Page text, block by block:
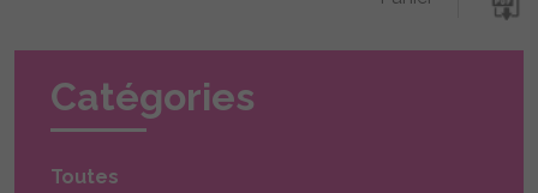
Catégories
Toutes